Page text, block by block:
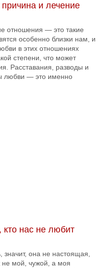
и лечение
отношения — это такие
особенно близки нам, и
в этих отношениях
степени, что может
Расставания, разводы и
любви — это именно
кто нас не любит
значит, она не настоящая,
не мой, чужой, а моя